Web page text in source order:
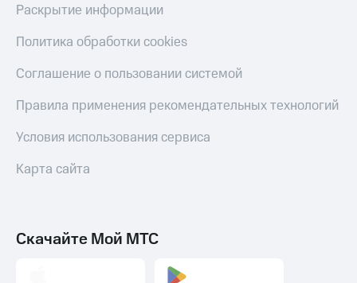
Раскрытие информации
Политика обработки cookies
Соглашение о пользовании системой
Правила применения рекомендательных технологий
Условия использования сервиса
Карта сайта
Скачайте Мой МТС